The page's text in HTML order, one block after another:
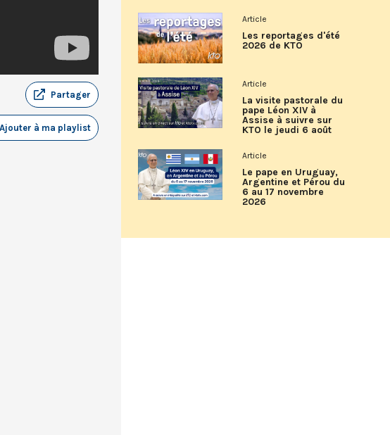
Partager
Ajouter à ma playlist
Article
Les reportages d'été
2026 de KTO
Article
La visite pastorale du
pape Léon XIV à
Assise à suivre sur
KTO le jeudi 6 août
Article
Le pape en Uruguay,
Argentine et Pérou du
6 au 17 novembre
2026